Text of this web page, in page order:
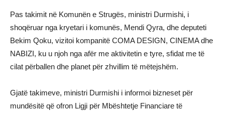
Pas takimit në Komunën e Strugës, ministri Durmishi, i
shoqëruar nga kryetari i komunës, Mendi Qyra, dhe deputeti
Bekim Qoku, vizitoi kompanitë COMA DESIGN, CINEMA dhe
NABIZI, ku u njoh nga afër me aktivitetin e tyre, sfidat me të
cilat përballen dhe planet për zhvillim të mëtejshëm.
Gjatë takimeve, ministri Durmishi i informoi bizneset për
mundësitë që ofron Ligji për Mbështetje Financiare të